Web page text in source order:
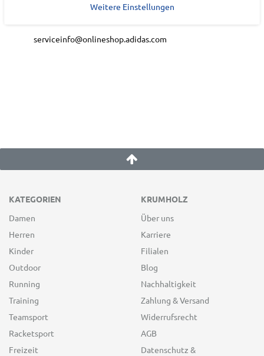
serviceinfo@onlineshop.adidas.com
KATEGORIEN
Damen
Herren
Kinder
Outdoor
Running
Training
Teamsport
Racketsport
Freizeit
KRUMHOLZ
Über uns
Karriere
Filialen
Blog
Nachhaltigkeit
Zahlung & Versand
Widerrufsrecht
AGB
Datenschutz &
Weitere Einstellungen